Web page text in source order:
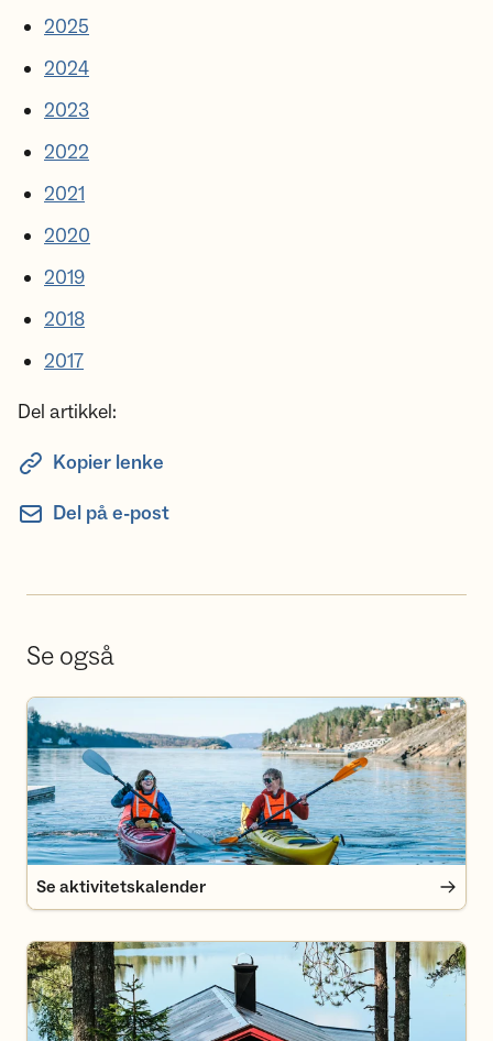
2025
2024
2023
2022
2021
2020
2019
2018
2017
Del artikkel:
Kopier lenke
Del på e-post
Se også
Se aktivitetskalender
Se aktivitetskalender
Finn deg en hytte i Oslomarka